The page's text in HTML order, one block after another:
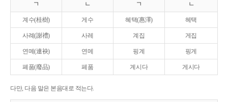
ㄱ ㄴ ㄱ ㄴ
계수(桂樹) 게수 혜택(惠澤) 헤택
사례(謝禮) 사레 계집 게집
연몌(連袂) 연메 핑계 핑게
폐품(廢品) 페품 계시다 게시다
다만, 다음 말은 본음대로 적는다.